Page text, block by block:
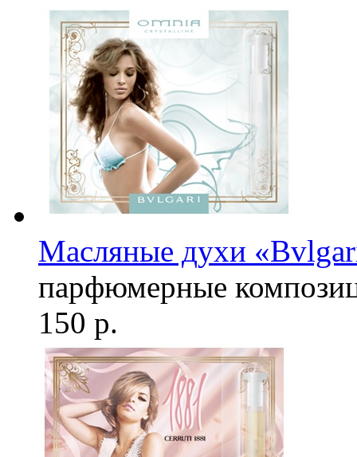
Масляные духи
парфюмерные
150 р.